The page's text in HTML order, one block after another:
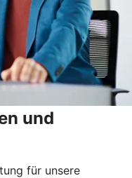
und
für unsere